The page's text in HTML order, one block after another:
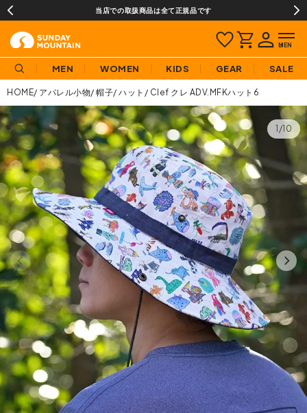
当店での取扱商品は全て正規品です
MEN WOMEN KIDS GEAR SALE
HOME アパレル小物 帽子 ハット Clef クレ ADV.MFKハット6
1/10